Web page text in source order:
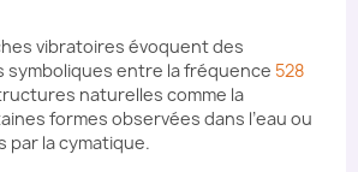
vibratoires évoquent des
entre la fréquence 528
naturelles comme la
formes observées dans l’eau ou
par la cymatique.